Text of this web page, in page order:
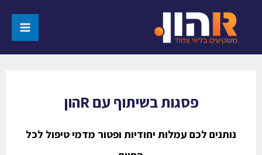
פסגות בשיתוף עם Rהון
נותנים לכם עמלות יחודיות ופטור מדמי טיפול לכל